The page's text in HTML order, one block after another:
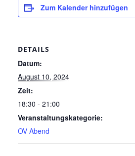
Zum Kalender hinzufügen
DETAILS
Datum:
August 10, 2024
Zeit:
18:30 - 21:00
Veranstaltungskategorie:
OV Abend